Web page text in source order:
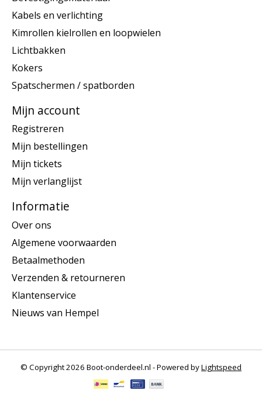
Kabels en verlichting
Kimrollen kielrollen en loopwielen
Lichtbakken
Kokers
Spatschermen / spatborden
Mijn account
Registreren
Mijn bestellingen
Mijn tickets
Mijn verlanglijst
Informatie
Over ons
Algemene voorwaarden
Betaalmethoden
Verzenden & retourneren
Klantenservice
Nieuws van Hempel
© Copyright 2026 Boot-onderdeel.nl - Powered byLightspeed